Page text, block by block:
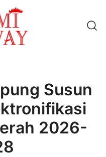
Susun
2026-